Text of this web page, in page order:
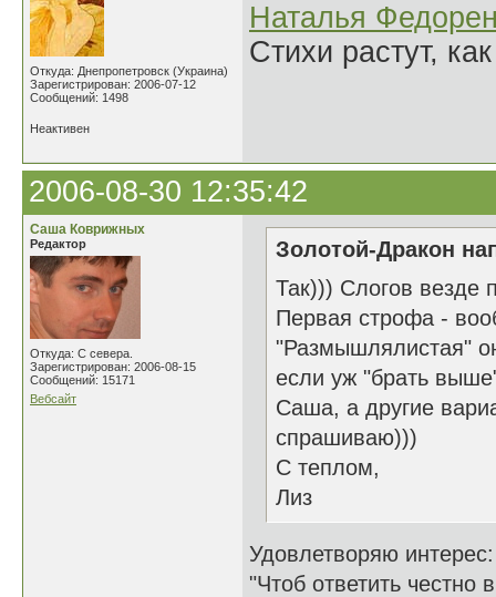
Откуда: Днепропетровск (Украина)
Зарегистрирован: 2006-07-12
Сообщений: 1498
Наталья
Стихи растут,
Неактивен
2006-08-30 12:35:42
Саша Коврижных
Редактор
Откуда: С севера.
Зарегистрирован: 2006-08-15
Сообщений: 15171
Вебсайт
Золотой-Дракон
Так))) Слогов везде
Первая строфа -
"Размышлялистая"
если уж "брать
Саша, а другие
спрашиваю)))
С теплом,
Лиз
Удовлетворяю интерес:
"Чтоб ответить честно